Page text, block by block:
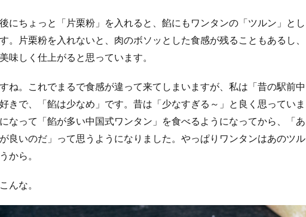
にちょっと「片栗粉」を入れると、餡にもワンタンの「ツルン」とし
。片栗粉を入れないと、肉のボソッとした食感が残ることもあるし、
味しく仕上がると思っています。
ね。これでまるで食感が違って来てしまいますが、私は「昔の駅前中
きで、「餡は少なめ」です。昔は「少なすぎる～」と良く思っていま
なって「餡が多い中国式ワンタン」を食べるようになってから、「あ
良いのだ」って思うようになりました。やっぱりワンタンはあのツル
から。
んな。